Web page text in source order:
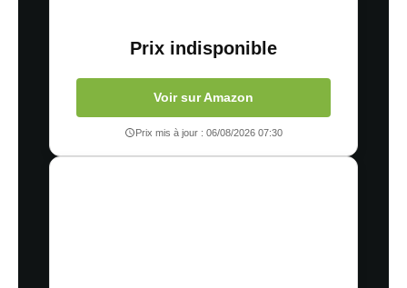
Prix indisponible
Voir sur Amazon
Prix mis à jour : 06/08/2026 07:30